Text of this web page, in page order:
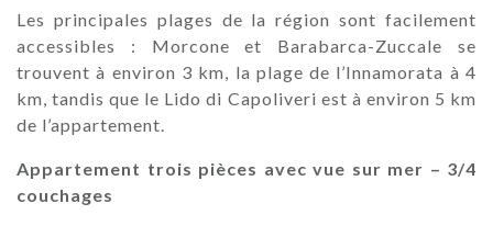
Les principales plages de la région sont facilement
accessibles : Morcone et Barabarca-Zuccale se
trouvent à environ 3 km, la plage de l’Innamorata à 4
km, tandis que le Lido di Capoliveri est à environ 5 km
de l’appartement.
Appartement trois pièces avec vue sur mer – 3/4
couchages